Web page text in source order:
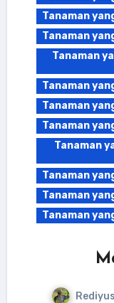
Tanaman
Tanaman
Tanaman
Tanaman
Tanaman
Tanaman
Tanaman
Tanaman
Tanaman
Tanaman